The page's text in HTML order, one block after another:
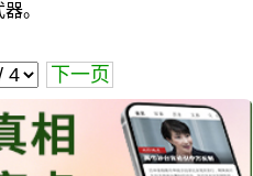
。
下一页